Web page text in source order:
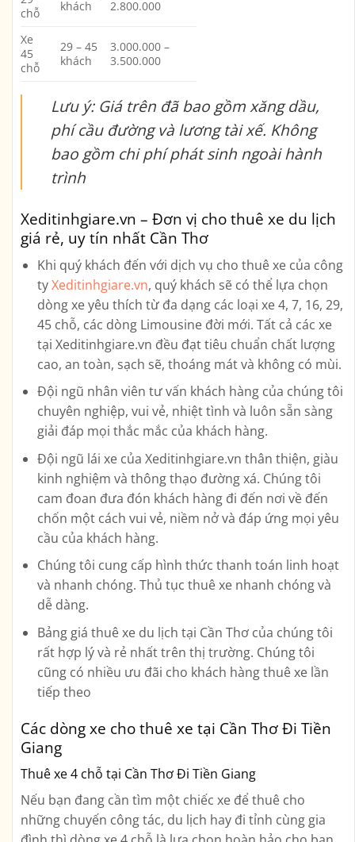
chỗ
khách
2.800.000
Xe
45
chỗ
29 – 45
khách
3.000.000 –
3.500.000
Lưu ý: Giá trên đã bao gồm xăng dầu,
phí cầu đường và lương tài xế. Không
bao gồm chi phí phát sinh ngoài hành
trình
Xeditinhgiare.vn – Đơn vị cho thuê xe du lịch
giá rẻ, uy tín nhất Cần Thơ
Khi quý khách đến với dịch vụ cho thuê xe của công
tyXeditinhgiare.vn, quý khách sẽ có thể lựa chọn
dòng xe yêu thích từ đa dạng các loại xe4, 7, 16, 29,
45 chỗ, các dòng Limousine đời mới. Tất cả các xe
tại Xeditinhgiare.vn đều đạt tiêu chuẩn chất lượng
cao, an toàn, sạch sẽ, thoáng mát và không có mùi.
Đội ngũ nhân viên tư vấn khách hàng của chúng tôi
chuyên nghiệp, vui vẻ, nhiệt tình và luôn sẵn sàng
giải đáp mọi thắc mắc của khách hàng.
Đội ngũ lái xe của Xeditinhgiare.vn thân thiện, giàu
kinh nghiệm và thông thạo đường xá. Chúng tôi
cam đoan đưa đón khách hàng đi đến nơi về đến
chốn một cách vui vẻ, niềm nở và đáp ứng mọi yêu
cầu của khách hàng.
Chúng tôi cung cấp hình thức thanh toán linh hoạt
và nhanh chóng. Thủ tục thuê xe nhanh chóng và
dễ dàng.
Bảng giá thuê xe du lịch tại Cần Thơ của chúng tôi
rất hợp lý và rẻ nhất trên thị trường. Chúng tôi
cũng có nhiều ưu đãi cho khách hàng thuê xe lần
tiếp theo
Các dòng xe cho thuê xe tại Cần Thơ Đi Tiền
Giang
Thuê xe 4 chỗ tại Cần Thơ Đi Tiền Giang
Nếu bạn đang cần tìm một chiếc xe để thuê cho
những chuyến công tác, du lịch hay đi tỉnh cùng gia